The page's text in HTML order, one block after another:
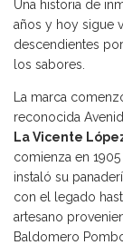
Una historia de
años y hoy sigue
descendientes
los sabores.
La marca
reconocida
La Vicente
comienza en
instaló su
con el legado
artesano
Baldomero